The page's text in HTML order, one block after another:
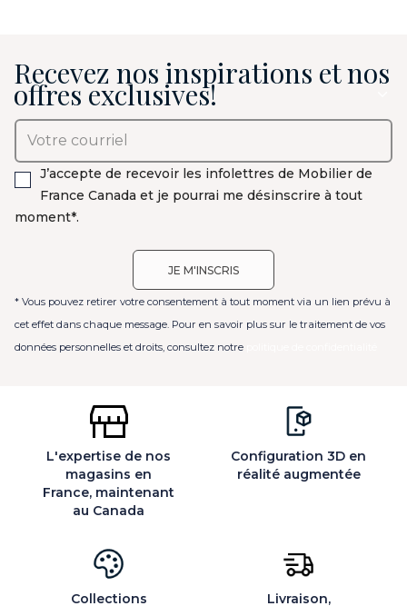
Recevez nos inspirations et nos
offres exclusives!
J’accepte de recevoir les infolettres de Mobilier de
France Canada et je pourrai me désinscrire à tout
moment*.
* Vous pouvez retirer votre consentement à tout moment via un lien prévu à
cet effet dans chaque message. Pour en savoir plus sur le traitement de vos
données personnelles et droits, consultez notre
L'expertise de nos
magasins en
France, maintenant
au Canada
Configuration 3D en
réalité augmentée
Collections
Livraison,